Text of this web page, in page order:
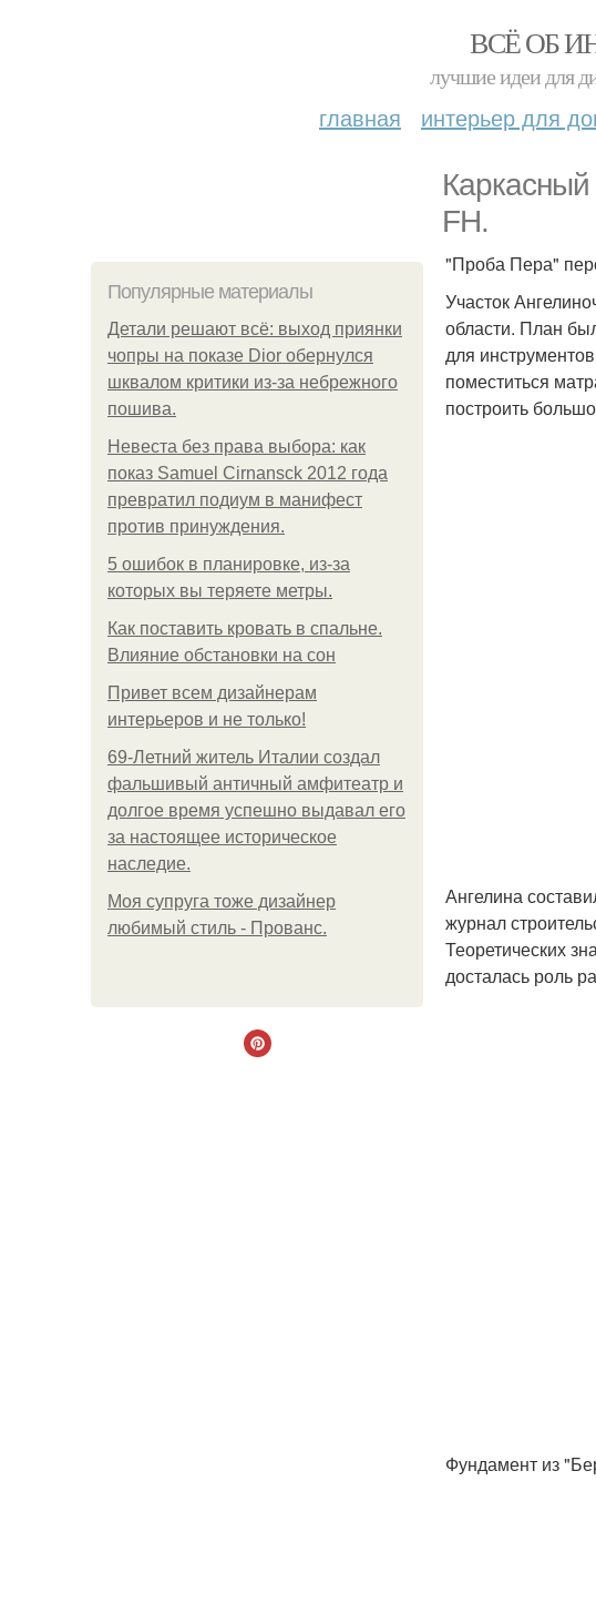
ВСЁ ОБ
лучшие идеи для
главная интерьер для
FH.
Популярные материалы
Детали решают всё: выход приянки
чопры на показе Dior обернулся
шквалом критики из-за небрежного
пошива.
Невеста без права выбора: как
показ Samuel Cirnansck 2012 года
превратил подиум в манифест
против принуждения.
5 ошибок в планировке, из-за
которых вы теряете метры.
Как поставить кровать в спальне.
Влияние обстановки на сон
Привет всем дизайнерам
интерьеров и не только!
69-Летний житель Италии создал
фальшивый античный амфитеатр и
долгое время успешно выдавал его
за настоящее историческое
наследие.
Моя супруга тоже дизайнер
любимый стиль - Прованс.
"Проба Пера"
Участок
области. План
для
поместиться
построить
Ангелина
журнал
Теоретических
досталась роль
Фундамент из